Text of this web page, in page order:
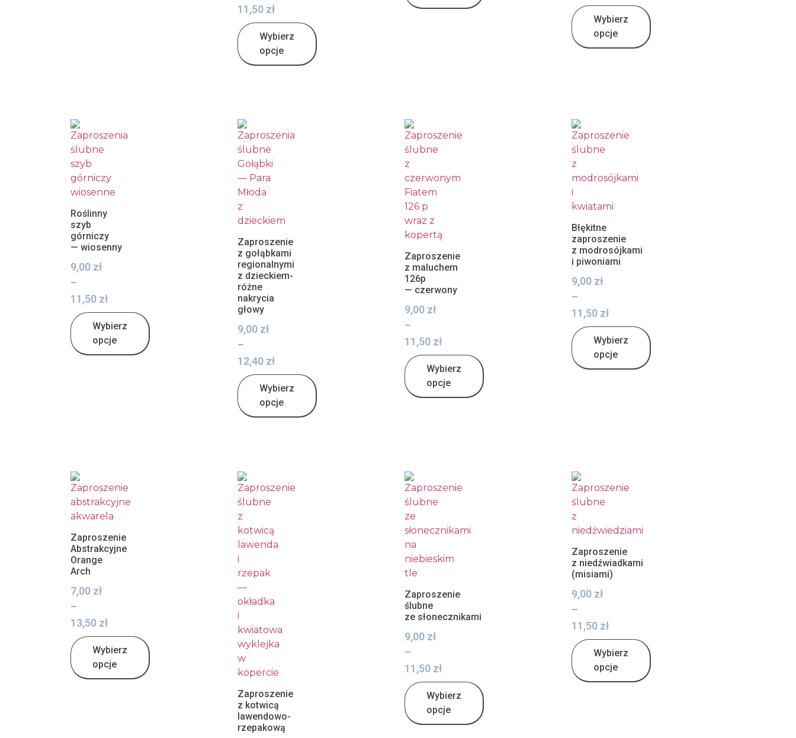
11,50 zł
Wybierz
opcje
Wybierz
opcje
Roślinny
szyb
górniczy
— wiosenny
9,00 zł
–
11,50 zł
Wybierz
opcje
Zaproszenie
z gołąbkami
regionalnymi
z dzieckiem-
różne
nakrycia
głowy
9,00 zł
–
12,40 zł
Wybierz
opcje
Zaproszenie
z maluchem
126p
— czerwony
9,00 zł
–
11,50 zł
Wybierz
opcje
Błękitne
zaproszenie
z modrosójkami
i piwoniami
9,00 zł
–
11,50 zł
Wybierz
opcje
Zaproszenie
Abstrakcyjne
Orange
Arch
7,00 zł
–
13,50 zł
Wybierz
opcje
Zaproszenie
z kotwicą
lawendowo-
rzepakową
Zaproszenie
ślubne
ze słonecznikami
9,00 zł
–
11,50 zł
Wybierz
opcje
Zaproszenie
z niedźwiadkami
(misiami)
9,00 zł
–
11,50 zł
Wybierz
opcje